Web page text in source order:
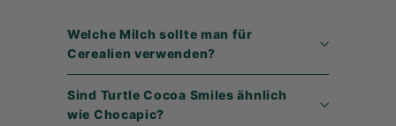
Welche Milch sollte man für
Cerealien verwenden?
Sind Turtle Cocoa Smiles ähnlich
wie Chocapic?